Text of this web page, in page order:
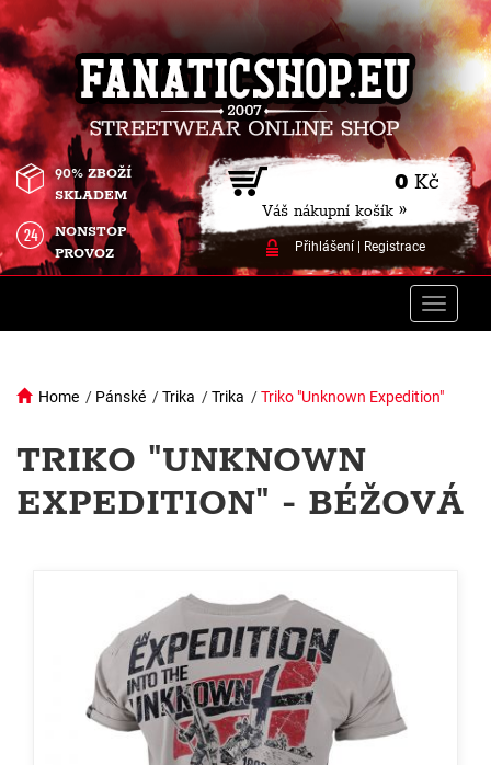
0 Kč
Váš nákupní košík »
Přihlášení| Registrace
90% ZBOŽÍ
SKLADEM
NONSTOP
PROVOZ
Toggle
Home / Pánské /Trika /Trika /Triko "Unknown Expedition"
TRIKO "UNKNOWN
EXPEDITION" - BÉŽOVÁ